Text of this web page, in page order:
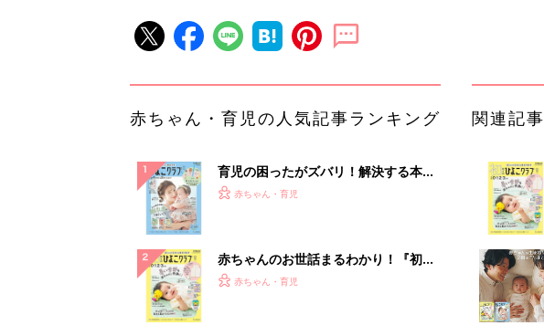
赤ちゃん・育児の人気記事ランキング
育児の困ったがズバリ！解決する本
『ひよこクラブ 夏号』 4カ月～2才
赤ちゃん・育児
赤ちゃんのお世話まるわかり！『初め
てのひよこクラブ 夏号』〈巻頭大特
赤ちゃん・育児
関連記事